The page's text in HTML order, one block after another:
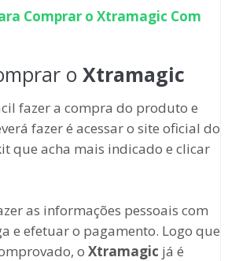
Comprar o Xtramagic Com
o Xtramagic
fazer a compra do produto e
fazer é acessar o site oficial do
que acha mais indicado e clicar
as informações pessoais com
e efetuar o pagamento. Logo que
o Xtramagic já é